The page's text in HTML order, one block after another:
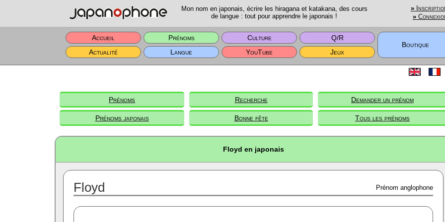
Mon nom en japonais, écrire les hiragana et katakana, des cours
de langue : tout pour apprendre le japonais !
»
»
Accueil Prénoms Culture
Q/R
Boutique
Actualité
Langue YouTube Jeux
Prénoms Recherche Demander un prénom
Prénoms japonais Bonne fête Tous les prénoms
Floyd en japonais
Floyd Prénom anglophone